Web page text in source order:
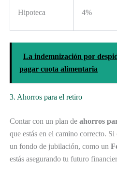
Hipoteca 4%
La indemnización por
pagar cuota alimentaria
3. Ahorros para el retiro
Contar con un plan de ahorros
que estás en el camino correcto.
un fondo de jubilación, como un
estás asegurando tu futuro